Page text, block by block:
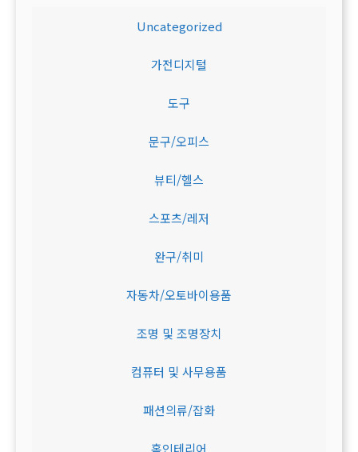
Uncategorized
가전디지털
도구
문구/오피스
뷰티/헬스
스포츠/레저
완구/취미
자동차/오토바이용품
조명 및 조명장치
컴퓨터 및 사무용품
패션의류/잡화
홈인테리어